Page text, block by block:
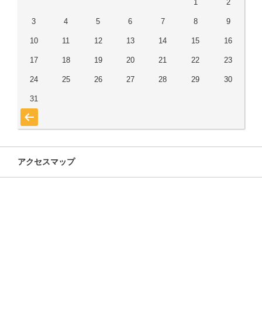
1 2
3 4 5 6 7 8 9
10 11 12 13 14 15 16
17 18 19 20 21 22 23
24 25 26 27 28 29 30
31
« 7月
アクセスマップ